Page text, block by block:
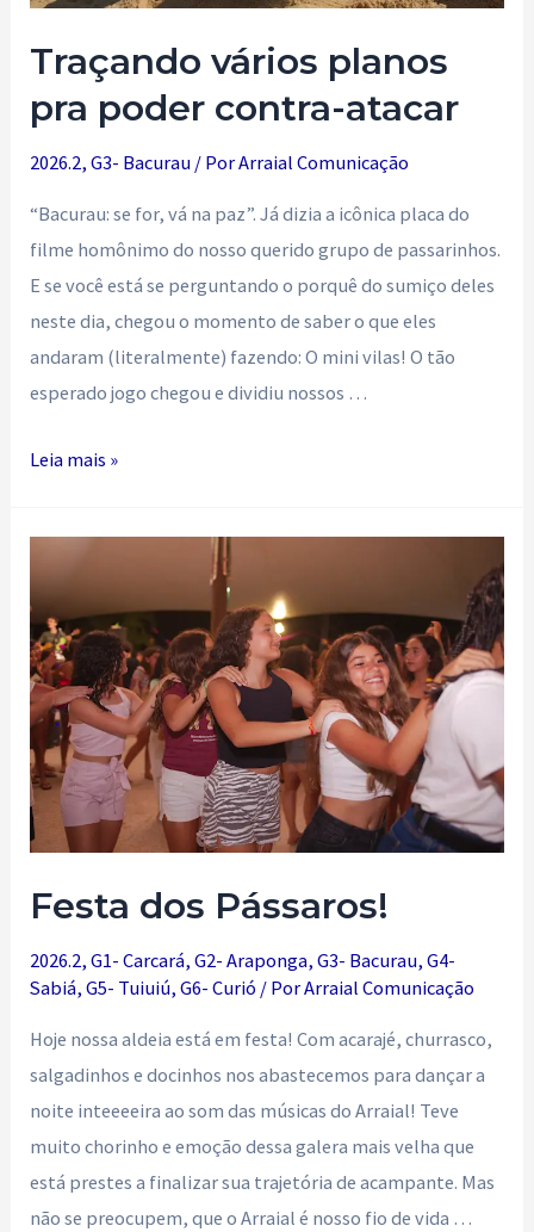
Traçando vários planos
pra poder contra-atacar
2026.2,G3- Bacurau / PorArraial Comunicação
“Bacurau: se for, vá na paz”. Já dizia a icônica placa do
filme homônimo do nosso querido grupo de passarinhos.
E se você está se perguntando o porquê do sumiço deles
neste dia, chegou o momento de saber o que eles
andaram (literalmente) fazendo: O mini vilas! O tão
esperado jogo chegou e dividiu nossos …
Traçando
poder
contra-
atacar
Leia mais »
Festa dos Pássaros!
2026.2,G1- Carcará,G2- Araponga,G3- Bacurau,G4-
Sabiá,G5- Tuiuiú,G6- Curió / PorArraial Comunicação
Hoje nossa aldeia está em festa! Com acarajé, churrasco,
salgadinhos e docinhos nos abastecemos para dançar a
noite inteeeeira ao som das músicas do Arraial! Teve
muito chorinho e emoção dessa galera mais velha que
está prestes a finalizar sua trajetória de acampante. Mas
não se preocupem, que o Arraial é nosso fio de vida …